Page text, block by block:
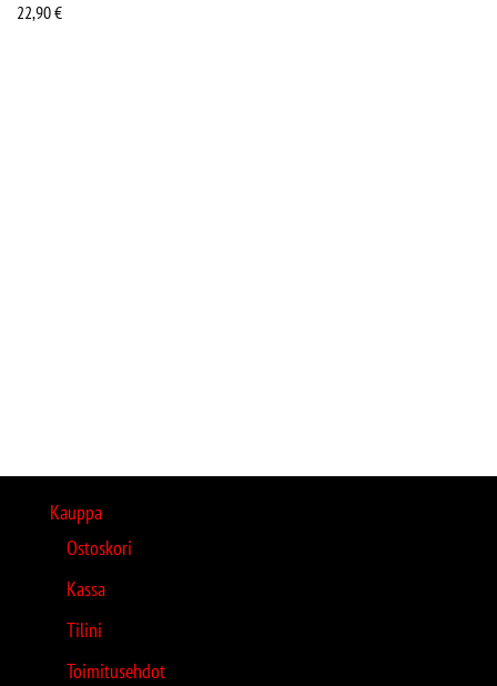
22,90€
Kauppa
Ostoskori
Kassa
Tilini
Toimitusehdot